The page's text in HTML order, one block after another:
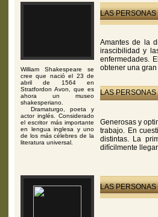
William Shakespeare se
cree que nació el 23 de
abril de 1564 en
Stratfordon Avon, que es
ahora un museo
shakesperiano.
Dramaturgo, poeta y
actor inglés. Considerado
el escritor más importante
en lengua inglesa y uno
de los más célebres de la
literatura universal.
LAS
Amantes de la
irascibilidad y
enfermedades.
obtener una
LAS
Generosas y
trabajo. En
distintas. La
difícilmente
LAS